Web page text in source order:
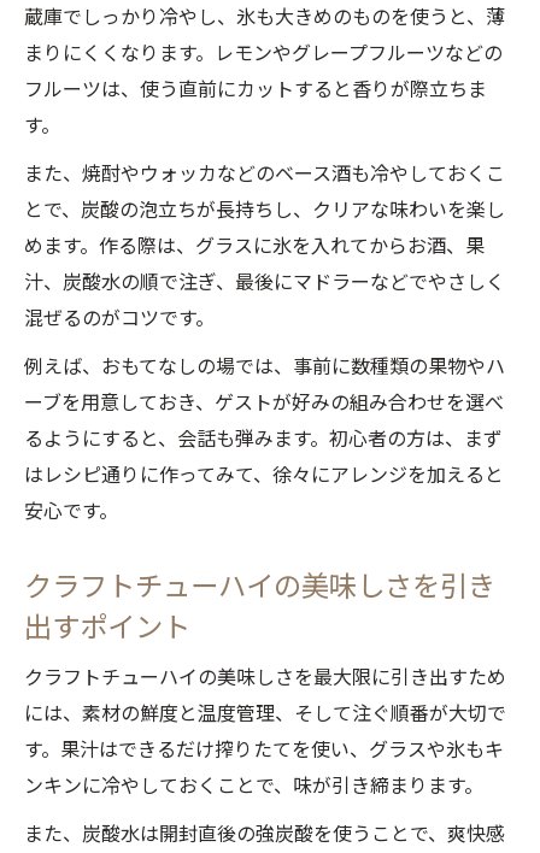
蔵庫でしっかり冷やし、氷も大きめのものを使うと、薄
まりにくくなります。レモンやグレープフルーツなどの
フルーツは、使う直前にカットすると香りが際立ちま
す。
また、焼酎やウォッカなどのベース酒も冷やしておくこ
とで、炭酸の泡立ちが長持ちし、クリアな味わいを楽し
めます。作る際は、グラスに氷を入れてからお酒、果
汁、炭酸水の順で注ぎ、最後にマドラーなどでやさしく
混ぜるのがコツです。
例えば、おもてなしの場では、事前に数種類の果物やハ
ーブを用意しておき、ゲストが好みの組み合わせを選べ
るようにすると、会話も弾みます。初心者の方は、まず
はレシピ通りに作ってみて、徐々にアレンジを加えると
安心です。
クラフトチューハイの美味しさを引き
出すポイント
クラフトチューハイの美味しさを最大限に引き出すため
には、素材の鮮度と温度管理、そして注ぐ順番が大切で
す。果汁はできるだけ搾りたてを使い、グラスや氷もキ
ンキンに冷やしておくことで、味が引き締まります。
また、炭酸水は開封直後の強炭酸を使うことで、爽快感